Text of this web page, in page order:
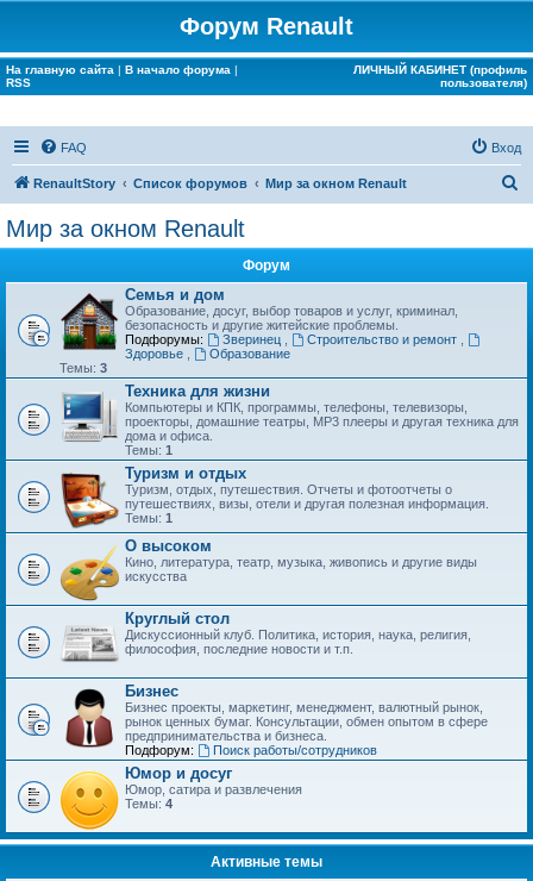
Форум Renault
На главную сайта | В начало форума |
RSS
ЛИЧНЫЙ КАБИНЕТ (профиль
пользователя)
FAQ Вход
RenaultStory Список форумов Мир за окном Renault
Мир за окном Renault
Форум
Семья и дом
Образование, досуг, выбор товаров и услуг, криминал,
безопасность и другие житейские проблемы.
Подфорумы:
Зверинец Строительство и ремонт
Здоровье
Образование
Темы: 3
Техника для жизни
Компьютеры и КПК, программы, телефоны, телевизоры,
проекторы, домашние театры, MP3 плееры и другая техника для
дома и офиса.
Темы: 1
Туризм и отдых
Туризм, отдых, путешествия. Отчеты и фотоотчеты о
путешествиях, визы, отели и другая полезная информация.
Темы: 1
О высоком
Кино, литература, театр, музыка, живопись и другие виды
искусства
Круглый стол
Дискуссионный клуб. Политика, история, наука, религия,
философия, последние новости и т.п.
Бизнес
Бизнес проекты, маркетинг, менеджмент, валютный рынок,
рынок ценных бумаг. Консультации, обмен опытом в сфере
предпринимательства и бизнеса.
Подфорум:
Поиск работы/сотрудников
Юмор и досуг
Юмор, сатира и развлечения
Темы: 4
Активные темы